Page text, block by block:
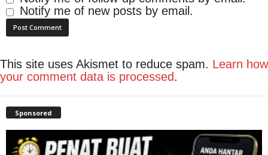
Notify me of new posts by email.
This site uses Akismet to reduce spam. Learn how
your comment data is processed.
Sponsored